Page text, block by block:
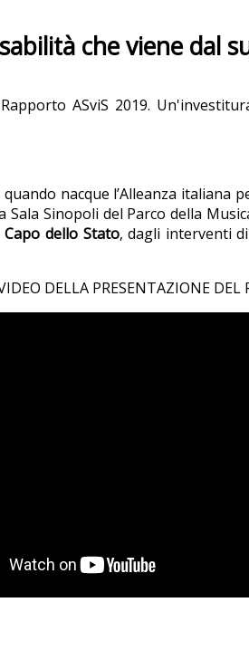
che viene dal
ASviS 2019.
nacque l’Alleanza
Sinopoli del Parco della
Capo dello Stato, dagli interventi di
DELLA PRESENTAZIONE DEL